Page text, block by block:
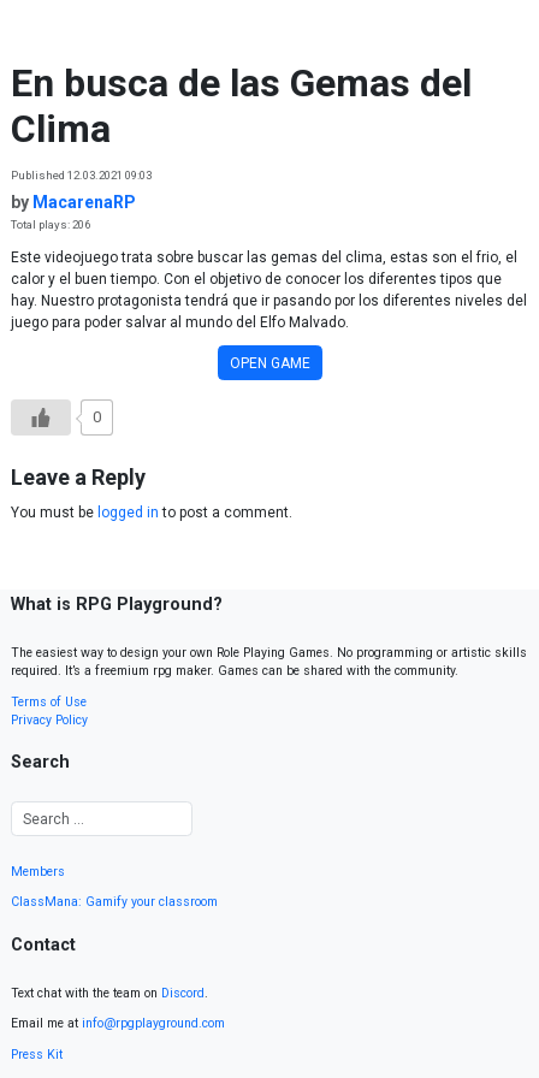
En busca de las Gemas del
Clima
Published 12.03.2021 09:03
by MacarenaRP
Total plays: 206
Este videojuego trata sobre buscar las gemas del clima, estas son el frio, el
calor y el buen tiempo. Con el objetivo de conocer los diferentes tipos que
hay. Nuestro protagonista tendrá que ir pasando por los diferentes niveles del
juego para poder salvar al mundo del Elfo Malvado.
OPEN GAME
0
Leave a Reply
You must be logged in to post a comment.
What is RPG Playground?
The easiest way to design your own Role Playing Games. No programming or artistic skills
required. It’s a freemium rpg maker. Games can be shared with the community.
Terms of Use
Privacy Policy
Search
Members
ClassMana: Gamify your classroom
Contact
Text chat with the team on Discord.
Email me at info@rpgplayground.com
Press Kit